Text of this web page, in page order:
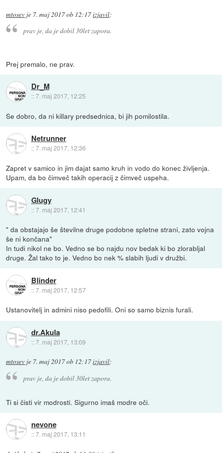
mtosev je 7. maj 2017 ob 12:17izjavil:
prav je, da je dobil 30let zapora.
Prej premalo, ne prav.
Dr_M
::7. maj 2017, 12:25
Se dobro, da ni killary predsednica, bi jih pomilostila.
Netrunner
::7. maj 2017, 12:36
Zapret v samico in jim dajat samo kruh in vodo do konec življenja.
Upam, da bo čimveč takih operacij z čimveč uspeha.
Glugy
::7. maj 2017, 12:41
" da obstajajo še številne druge podobne spletne strani, zato vojna
še ni končana"
In tudi nikol ne bo. Vedno se bo najdu nov bedak ki bo zlorabljal
druge. Žal tako to je. Vedno bo nek % slabih ljudi v družbi.
Blinder
::7. maj 2017, 12:57
Ustanovitelj in admini niso pedofili. Oni so samo biznis furali.
dr.Akula
::7. maj 2017, 13:09
mtosev je 7. maj 2017 ob 12:17izjavil:
prav je, da je dobil 30let zapora.
Ti si čisti vir modrosti. Sigurno imaš modre oči.
nevone
::7. maj 2017, 13:11